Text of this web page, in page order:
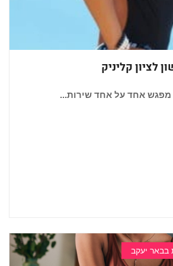
לציון קליניק
אחד על אחד שירות...
בבאר יעקב